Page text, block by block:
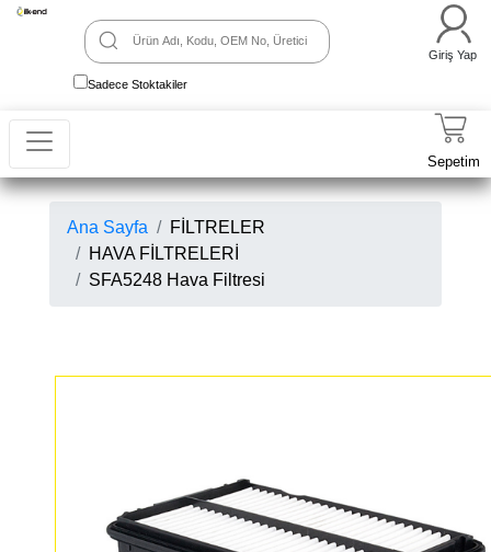
Sadece Stoktakiler
Giriş Yap
Sepetim
Ana Sayfa
FİLTRELER
HAVA FİLTRELERİ
SFA5248 Hava Filtresi